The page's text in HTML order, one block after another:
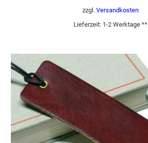
zzgl. Versandkosten
Lieferzeit: 1-2 Werktage **